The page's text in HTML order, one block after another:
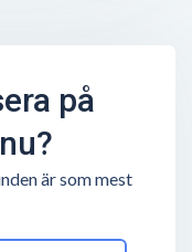
på
är som mest